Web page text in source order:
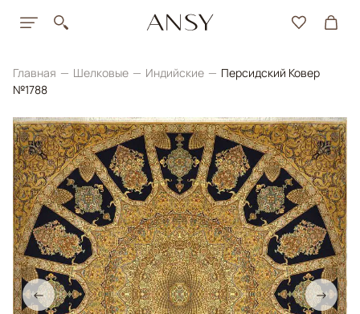
Главная Шелковые Индийские
Персидский Ковер
№1788
← →